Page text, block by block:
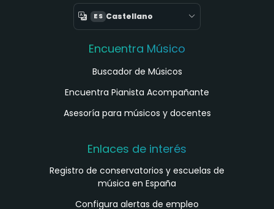
ES Castellano
Encuentra Músico
Buscador de Músicos
Encuentra Pianista Acompañante
Asesoría para músicos y docentes
Enlaces de interés
Registro de conservatorios y escuelas de
música en España
Configura alertas de empleo